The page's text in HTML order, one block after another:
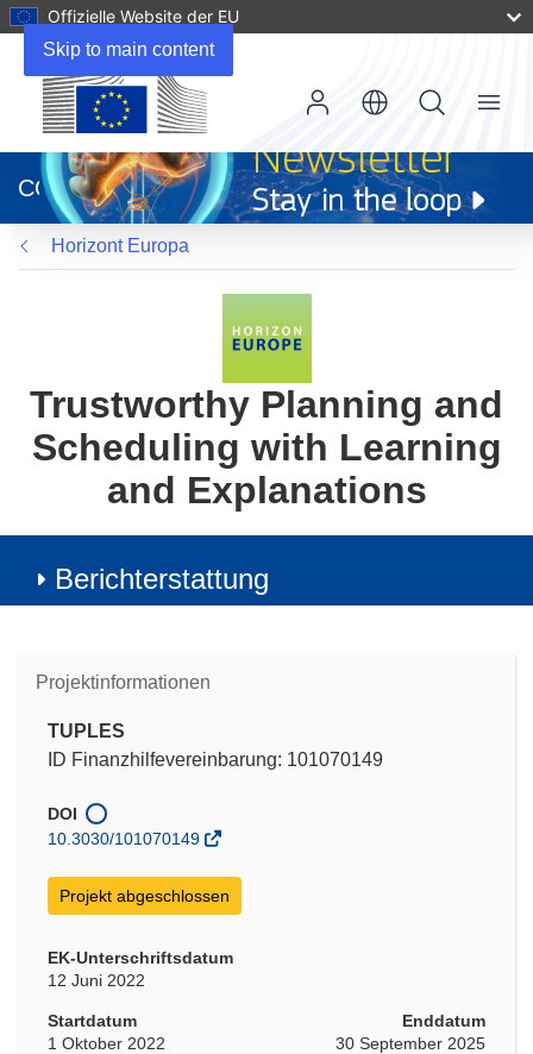
Skip to main content
Offizielle Website der EU
neuem
Fenster)
CORDIS
Menu
Horizont Europa
Trustworthy Planning and
Scheduling with Learning
and Explanations
Berichterstattung
Projektinformationen
TUPLES
ID Finanzhilfevereinbarung: 101070149
DOI
10.3030/101070149
Projekt abgeschlossen
EK-Unterschriftsdatum
12 Juni 2022
Startdatum
1 Oktober 2022
Enddatum
30 September 2025